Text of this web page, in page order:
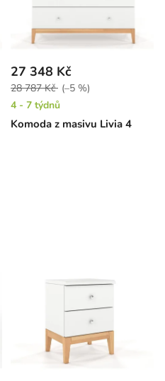
Komoda z masivu Livia 4
27 348 Kč
28 787 Kč (–5 %)
4 - 7 týdnů